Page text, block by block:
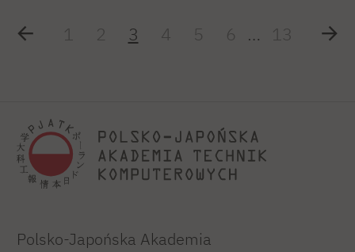
1 2 3 4 5 6 … 13
Polsko-Japońska Akademia